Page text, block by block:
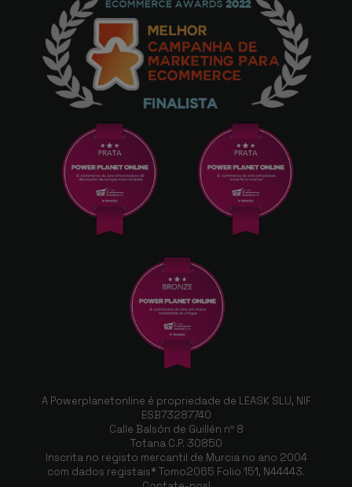
A Powerplanetonline é propriedade de LEASK SLU, NIF
ESB73287740
Calle Balsón de Guillén nº 8
Totana C.P. 30850
Inscrita no registo mercantil de Murcia no ano 2004
com dados registais* Tomo2065 Folio 151, N44443.